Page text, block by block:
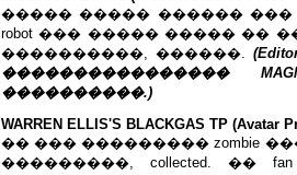
����� ����� ������
robot ��� ����� ����� ��
����������, ������.
����������������
����������.)
WARREN ELLIS'S BLACKGAS TP (Avatar
�� ��� ��������� zombie
���������, collected. ��